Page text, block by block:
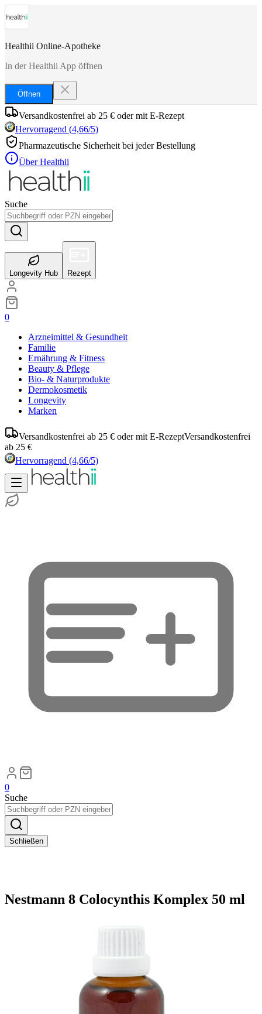
Healthii Online-Apotheke
In der Healthii App öffnen
Öffnen
Versandkostenfrei ab 25 € oder mit E-Rezept
Hervorragend (4,66/5)
Pharmazeutische Sicherheit bei jeder Bestellung
Über Healthii
Suche
Longevity Hub Rezept
0
Arzneimittel & Gesundheit
Familie
Ernährung & Fitness
Beauty & Pflege
Bio- & Naturprodukte
Dermokosmetik
Longevity
Marken
Versandkostenfrei ab 25 € oder mit E-RezeptVersandkostenfrei
ab 25 €
Hervorragend (4,66/5)
0
Suche
Schließen
Nestmann 8 Colocynthis Komplex 50 ml